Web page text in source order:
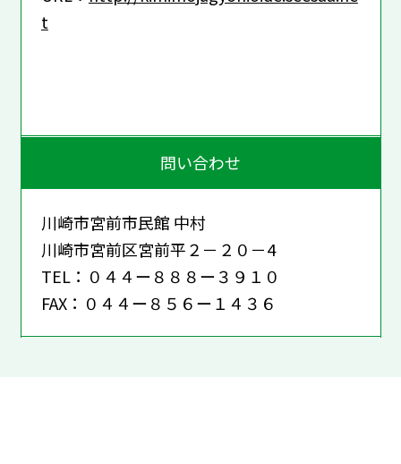
t
問い合わせ
川崎市宮前市民館 中村
川崎市宮前区宮前平２－２０－4
TEL：０４４ー８８８ー３９１０
FAX：０４４ー８５６ー１４３６